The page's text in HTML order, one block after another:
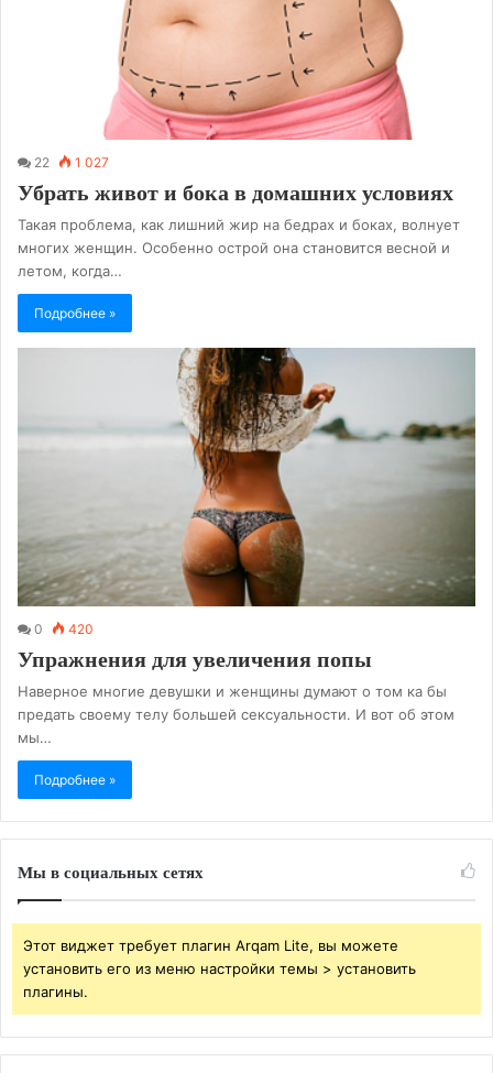
22 1 027
Убрать живот и бока в домашних условиях
Такая проблема, как лишний жир на бедрах и боках, волнует
многих женщин. Особенно острой она становится весной и
летом, когда…
Подробнее »
0 420
Упражнения для увеличения попы
Наверное многие девушки и женщины думают о том ка бы
предать своему телу большей сексуальности. И вот об этом
мы…
Подробнее »
Мы в социальных сетях
Этот виджет требует плагин Arqam Lite, вы можете
установить его из меню настройки темы > установить
плагины.